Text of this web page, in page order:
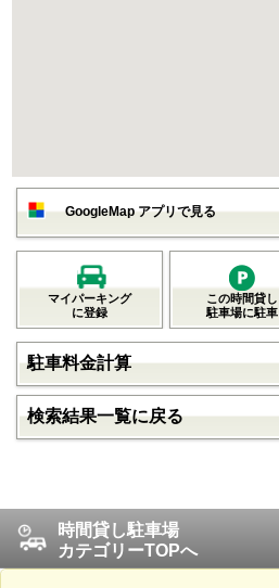
GoogleMap アプリで見る
マイパーキング
に登録
この時間貸し
駐車場に駐車
駐車料金計算
検索結果一覧に戻る
時間貸し駐車場
カテゴリーTOPへ